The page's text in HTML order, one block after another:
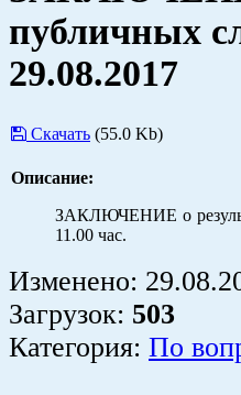
публичных
29.08.2017
Скачать (55.0 Kb)
Описание:
ЗАКЛЮЧЕНИЕ о
11.00 час.
Изменено:
Загрузок: 503
Категория: По